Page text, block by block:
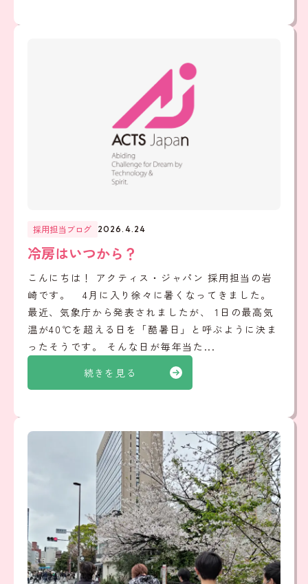
続きを見る
採用担当ブログ 2026.4.24
冷房はいつから？
こんにちは！ アクティス・ジャパン 採用担当の岩
崎です。 4月に入り徐々に暑くなってきました。
最近、気象庁から発表されましたが、 1日の最高気
温が40℃を超える日を「酷暑日」と呼ぶように決ま
ったそうです。 そんな日が毎年当た...